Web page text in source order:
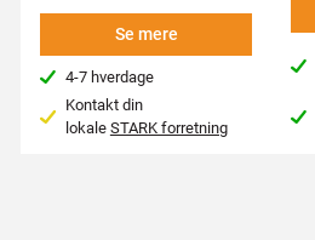
Se mere
4-7 hverdage
Kontakt din
lokale STARK forretning